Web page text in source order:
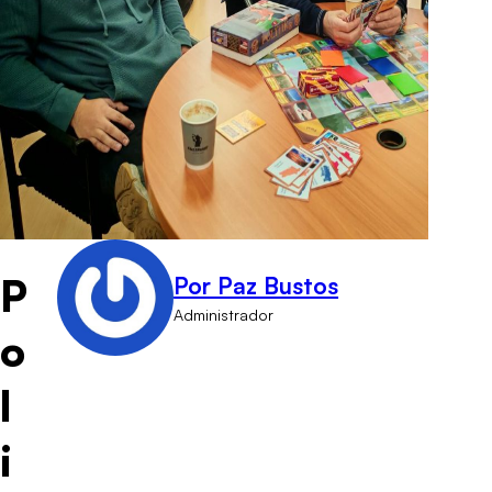
P
o
l
i
Por Paz Bustos
Administrador